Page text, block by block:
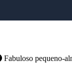
Fabuloso pequeno-